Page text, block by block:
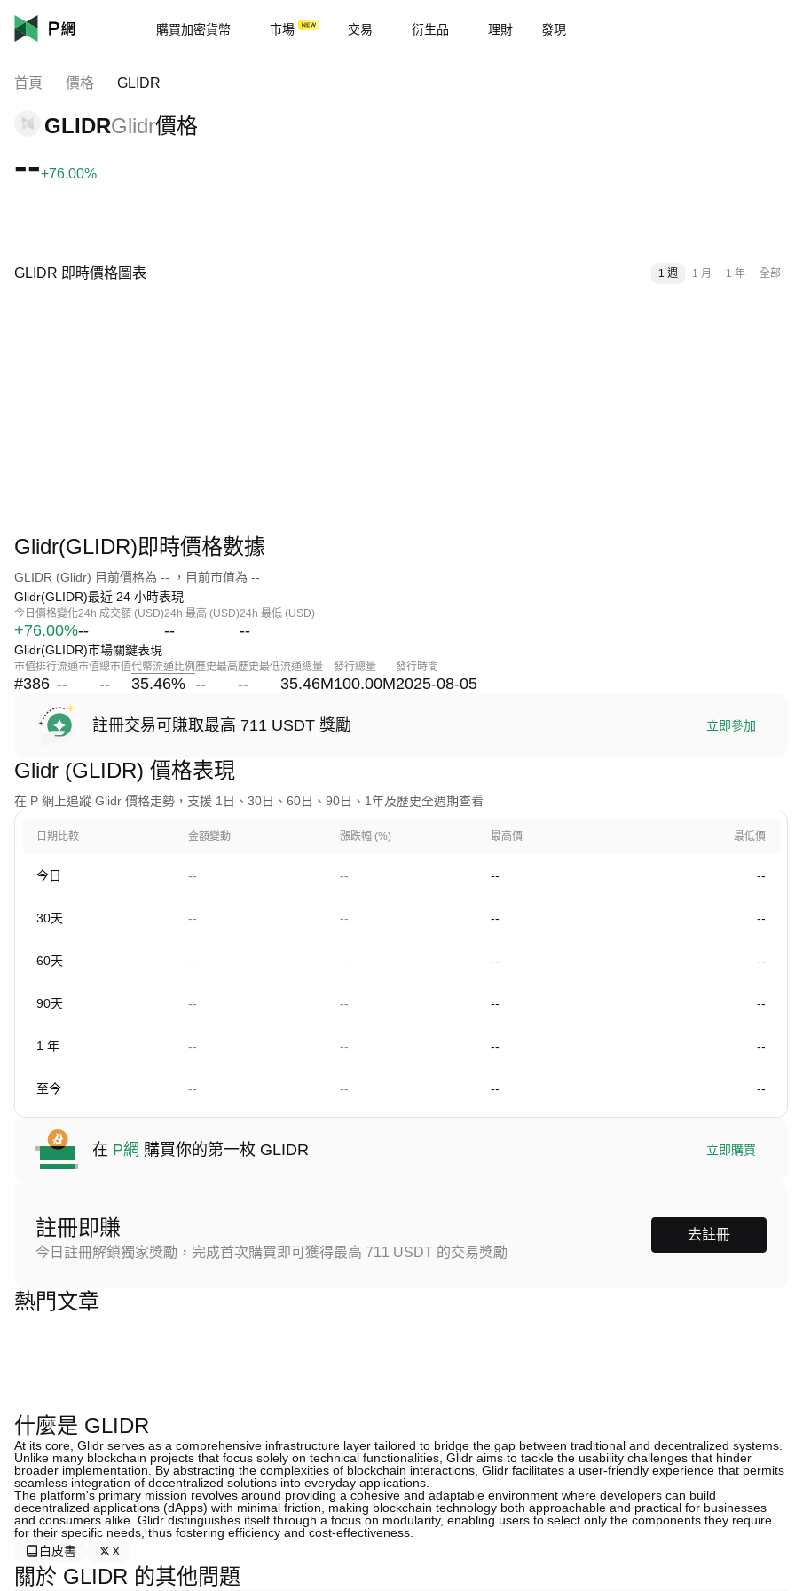
購買加密貨幣 市場 交易 衍生品 理財 發現
首頁 價格 GLIDR
GLIDRGlidr價格
--+76.00%
GLIDR 即時價格圖表 1 週 1 月 1 年 全部
Glidr(GLIDR)即時價格數據
GLIDR (Glidr) 目前價格為 -- ，目前市值為 --
Glidr(GLIDR)最近 24 小時表現
今日價格變化
+76.00%
24h 成交額 (USD)
--
24h 最高 (USD)
--
24h 最低 (USD)
--
Glidr(GLIDR)市場關鍵表現
市值排行
#386
流通市值
--
總市值
--
代幣流通比例
35.46%
歷史最高
--
歷史最低
--
流通總量
35.46M
發行總量
100.00M
發行時間
2025-08-05
註冊交易可賺取最高 711 USDT 獎勵 立即參加
Glidr (GLIDR) 價格表現
在 P 網上追蹤 Glidr 價格走勢，支援 1日、30日、60日、90日、1年及歷史全週期查看
日期比較 金額變動 漲跌幅 (%) 最高價 最低價
今日 -- -- -- --
30天 -- -- -- --
60天 -- -- -- --
90天 -- -- -- --
1 年 -- -- -- --
至今 -- -- -- --
在 P網 購買你的第一枚 GLIDR 立即購買
註冊即賺
今日註冊解鎖獨家獎勵，完成首次購買即可獲得最高 711 USDT 的交易獎勵
去註冊
熱門文章
什麼是 GLIDR
At its core, Glidr serves as a comprehensive infrastructure layer tailored to bridge the gap between traditional and decentralized systems.
Unlike many blockchain projects that focus solely on technical functionalities, Glidr aims to tackle the usability challenges that hinder
broader implementation. By abstracting the complexities of blockchain interactions, Glidr facilitates a user-friendly experience that permits
seamless integration of decentralized solutions into everyday applications.
The platform's primary mission revolves around providing a cohesive and adaptable environment where developers can build
decentralized applications (dApps) with minimal friction, making blockchain technology both approachable and practical for businesses
and consumers alike. Glidr distinguishes itself through a focus on modularity, enabling users to select only the components they require
for their specific needs, thus fostering efficiency and cost-effectiveness.
白皮書
X
關於 GLIDR 的其他問題